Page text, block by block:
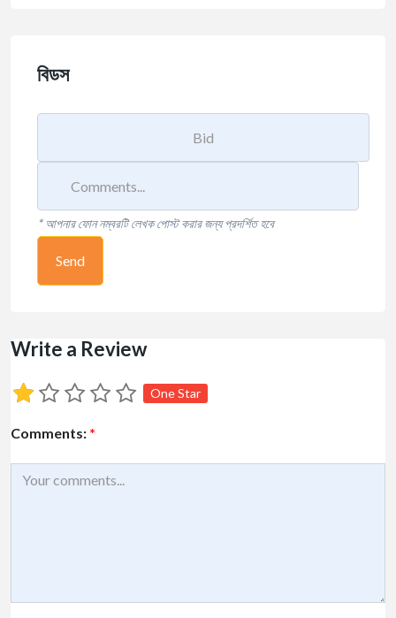
বিডস
* আপনার ফোন নম্বরটি লেখক পোস্ট করার জন্য প্রদর্শিত হবে
Send
Write a Review
One Star
Comments: *